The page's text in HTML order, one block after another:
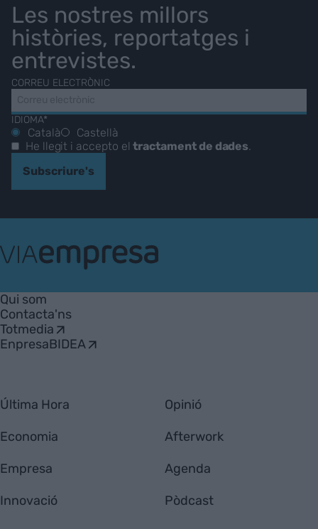
Les nostres millors
històries, reportatges i
entrevistes.
CORREU ELECTRÒNIC
IDIOMA*
Català
Castellà
He llegit i accepto eltractament de dades.
Subscriure's
Empresa
Qui som
Contacta'ns
Totmedia
EnpresaBIDEA
Última Hora
Economia
Empresa
Innovació
Opinió
Afterwork
Agenda
Pòdcast